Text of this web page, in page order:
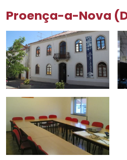
Proença-a-Nova